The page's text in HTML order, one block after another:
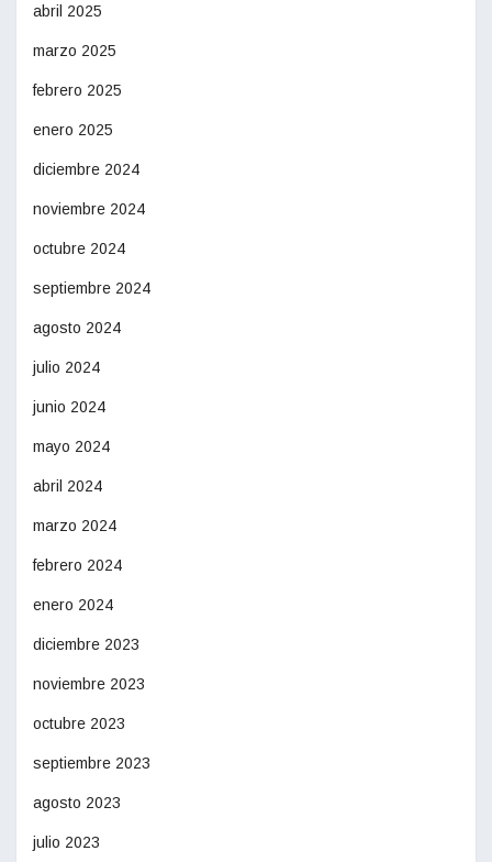
abril 2025
marzo 2025
febrero 2025
enero 2025
diciembre 2024
noviembre 2024
octubre 2024
septiembre 2024
agosto 2024
julio 2024
junio 2024
mayo 2024
abril 2024
marzo 2024
febrero 2024
enero 2024
diciembre 2023
noviembre 2023
octubre 2023
septiembre 2023
agosto 2023
julio 2023